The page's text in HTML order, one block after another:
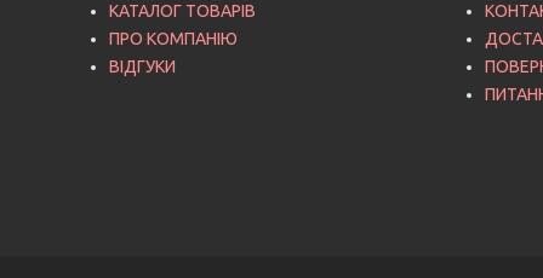
КАТАЛОГ ТОВАРІВ
ПРО КОМПАНІЮ
ВІДГУКИ